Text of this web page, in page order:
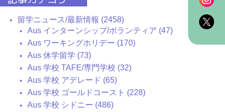
留学ニュース/最新情報 (2458)
Aus インターンシップ/ボランティア (47)
Aus ワーキングホリデー (170)
Aus 休学留学 (73)
Aus 学校 TAFE/専門学校 (32)
Aus 学校 アデレード (65)
Aus 学校 ゴールドコースト (228)
Aus 学校 シドニー (486)